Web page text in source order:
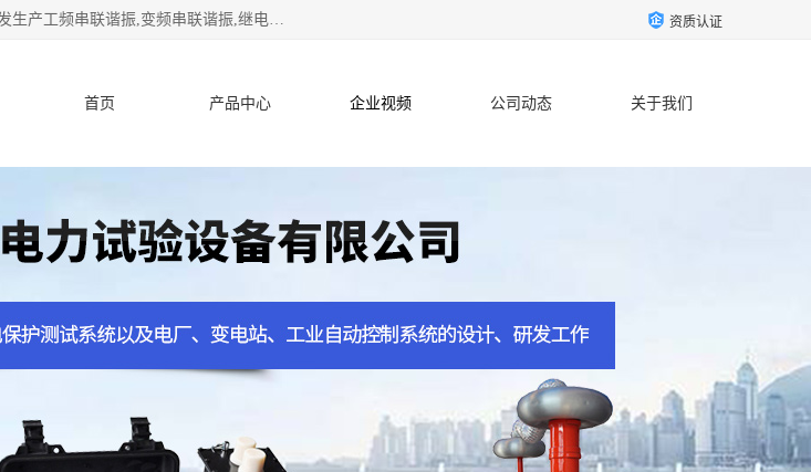
武汉鄂电电力试验设备有限公司专门从事电力电气设备和仪器仪表的设计与制造,主要研发生产工频串联谐振,变频串联谐振,继电保护测试仪,电缆故障测试仪,直流电阻测试仪,接地电阻测试仪等一百多种高品质产品.坚持奉行"质量一,客户至上"的服务宗旨。 资质认证
首页 产品中心 企业视频 公司动态 关于我们